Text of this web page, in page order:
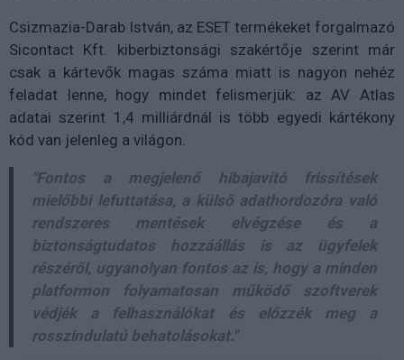
Csizmazia-Darab István, az ESET termékeket forgalmazó
Sicontact Kft. kiberbiztonsági szakértője szerint már
csak a kártevők magas száma miatt is nagyon nehéz
feladat lenne, hogy mindet felismerjük: az AV Atlas
adatai szerint 1,4 milliárdnál is több egyedi kártékony
kód van jelenleg a világon.
"Fontos a megjelenő hibajavító frissítések
mielőbbi lefuttatása, a külső adathordozóra való
rendszeres mentések elvégzése és a
biztonságtudatos hozzáállás is az ügyfelek
részéről, ugyanolyan fontos az is, hogy a minden
platformon folyamatosan működő szoftverek
védjék a felhasználókat és előzzék meg a
rosszindulatú behatolásokat."